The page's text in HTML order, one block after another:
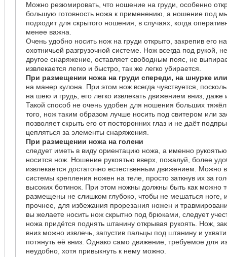
Можно резюмировать, что ношение на груди, особенно
большую готовность ножа к применению, а ношение под
подходит для скрытого ношения, в случаях, когда
менее важна.
Очень удобно носить нож на груди открыто, закрепив его
охотничьей разгрузочной системе. Нож всегда под рукой,
другое снаряжение, оставляет свободным пояс, не
извлекается легко и быстро, так же легко убирается.
При размещении ножа на груди спереди, на шнурке
на манер кулона. При этом нож всегда чувствуется,
на шею и грудь, его легко извлекать движением вниз,
Такой способ не очень удобен для ношения больших
того, нож таким образом лучше носить под свитером или
позволяет скрыть его от посторонних глаз и не даёт
цепляться за элементы снаряжения.
При размещении ножа на голени
следует иметь в виду ориентацию ножа, а именно
носится нож. Ношение рукоятью вверх, пожалуй, более
извлекается достаточно естественным движением. Можно
системы крепления ножен на теле, просто заткнув их за
высоких ботинок. При этом ножны должны быть как можно
размещены не слишком глубоко, чтобы не мешаться ноге,
прочнее, для избежания прорезания ножен и
вы желаете носить нож скрытно под брюками, следует
ножа придётся поднять штанину открывая рукоять. Нож,
вниз можно извлечь, запустив пальцы под штанину и
потянуть её вниз. Однако само движение, требуемое для
неудобно, хотя привыкнуть к нему можно.